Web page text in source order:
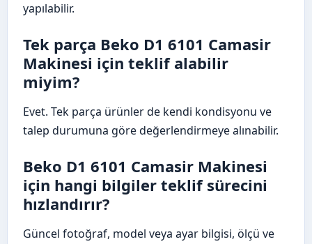
yapılabilir.
Tek parça Beko D1 6101 Camasir
Makinesi için teklif alabilir
miyim?
Evet. Tek parça ürünler de kendi kondisyonu ve
talep durumuna göre değerlendirmeye alınabilir.
Beko D1 6101 Camasir Makinesi
için hangi bilgiler teklif sürecini
hızlandırır?
Güncel fotoğraf, model veya ayar bilgisi, ölçü ve